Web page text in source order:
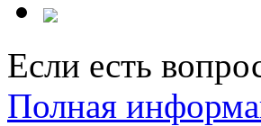
Если есть
Полная